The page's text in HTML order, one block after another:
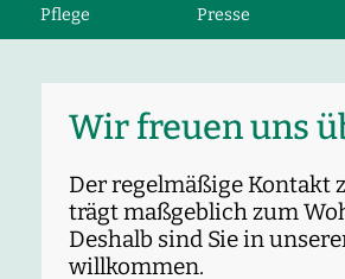
Pflege Presse
Wir freuen uns
Der regelmäßige Kontakt
trägt maßgeblich zum
Deshalb sind Sie in
willkommen.